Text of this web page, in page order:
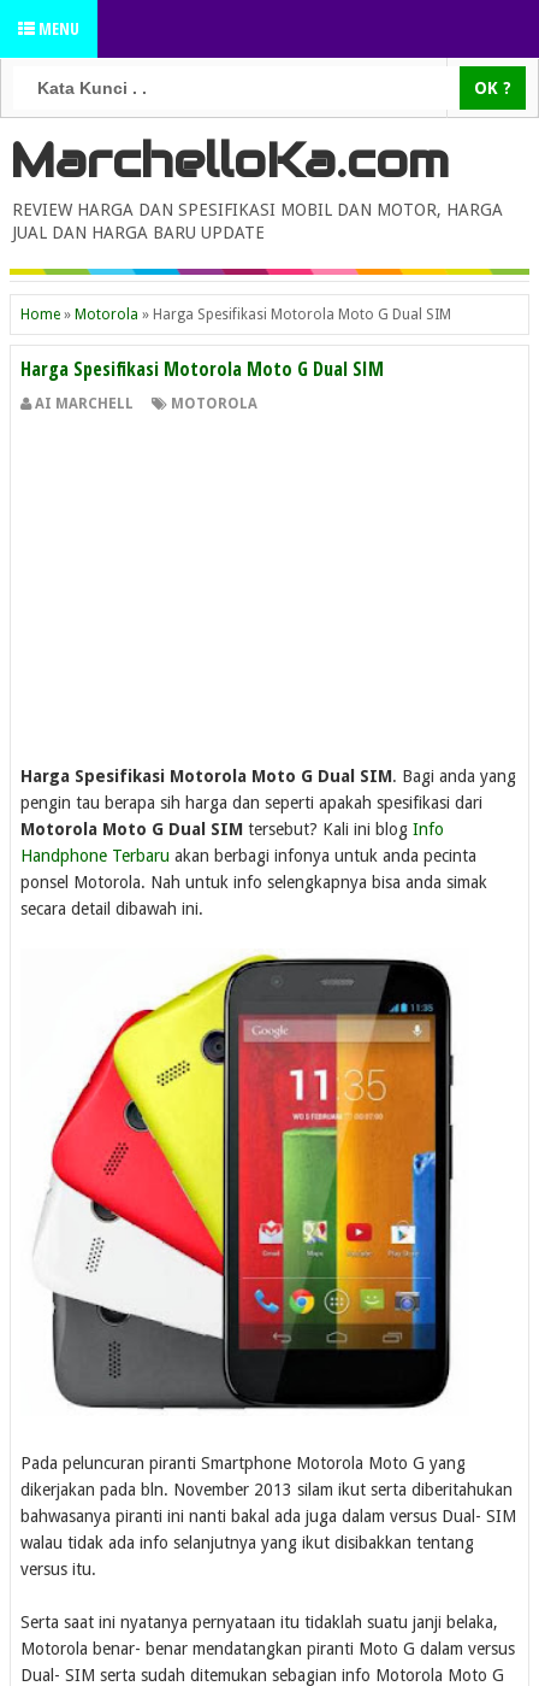
MENU
MarchelloKa.com
REVIEW HARGA DAN SPESIFIKASI MOBIL DAN MOTOR, HARGA
JUAL DAN HARGA BARU UPDATE
Home » Motorola » Harga Spesifikasi Motorola Moto G Dual SIM
Harga Spesifikasi Motorola Moto G Dual SIM
AI MARCHELL MOTOROLA
Harga Spesifikasi Motorola Moto G Dual SIM. Bagi anda yang
pengin tau berapa sih harga dan seperti apakah spesifikasi dari
Motorola Moto G Dual SIM tersebut? Kali ini blog Info
Handphone Terbaru akan berbagi infonya untuk anda pecinta
ponsel Motorola. Nah untuk info selengkapnya bisa anda simak
secara detail dibawah ini.
Pada peluncuran piranti Smartphone Motorola Moto G yang
dikerjakan pada bln. November 2013 silam ikut serta diberitahukan
bahwasanya piranti ini nanti bakal ada juga dalam versus Dual- SIM
walau tidak ada info selanjutnya yang ikut disibakkan tentang
versus itu.
Serta saat ini nyatanya pernyataan itu tidaklah suatu janji belaka,
Motorola benar- benar mendatangkan piranti Moto G dalam versus
Dual- SIM serta sudah ditemukan sebagian info Motorola Moto G